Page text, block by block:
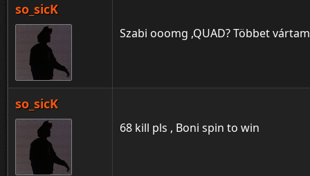
so_sicK
Szabi ooomg ,QUAD? Többet
so_sicK
68 kill pls , Boni spin to win